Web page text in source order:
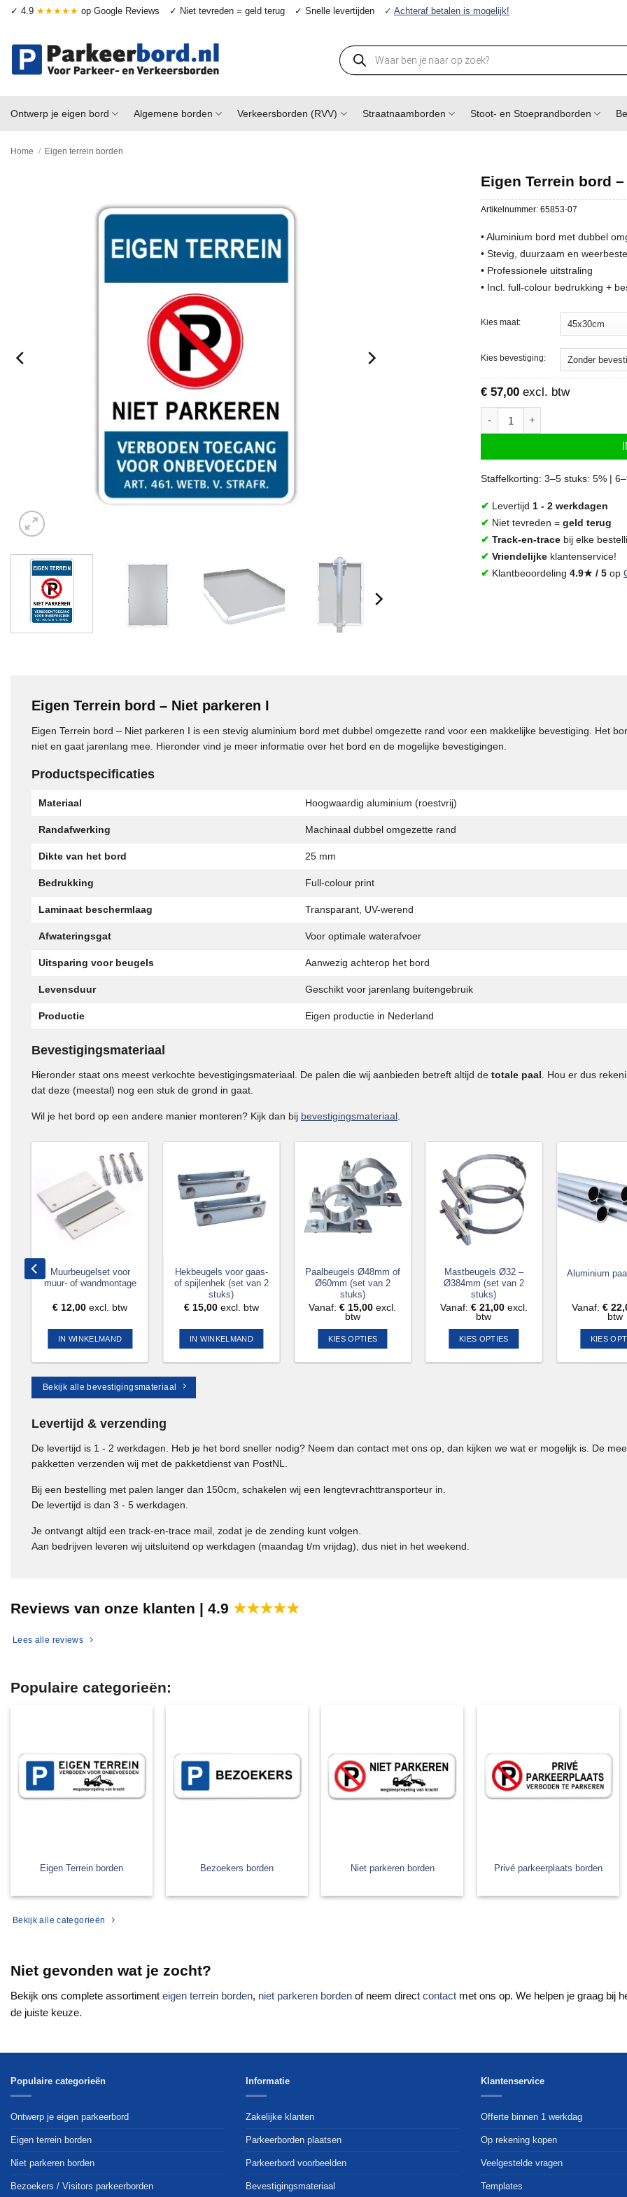
✓ 4.9 ★★★★★ op Google Reviews ✓ Niet tevreden = geld terug ✓ Snelle levertijden ✓ Achteraf betalen is mogelijk!
Producten
zoeken
Ontwerp je eigen bord Algemene borden Verkeersborden (RVV) Straatnaamborden Stoot- en Stoeprandborden
Home / Eigen terrein borden
Eigen Terrein bord
Artikelnummer: 65853-07
• Aluminium bord met dubbel
• Stevig, duurzaam en
• Professionele uitstraling
• Incl. full-colour bedrukking +
Kies maat:
Kies bevestiging:
€ 57,00 excl. btw
Staffelkorting: 3–5 stuks: 5% |
✔ Levertijd 1 - 2 werkdagen
✔ Niet tevreden = geld terug
✔ Track-en-trace bij elke
✔ Vriendelijke klantenservice!
✔ Klantbeoordeling 4.9★ / 5 op
Eigen Terrein bord – Niet parkeren I
Eigen Terrein bord – Niet parkeren I is een stevig aluminium bord met dubbel omgezette rand voor een makkelijke bevestiging. Het
niet en gaat jarenlang mee. Hieronder vind je meer informatie over het bord en de mogelijke bevestigingen.
Productspecificaties
Materiaal Hoogwaardig aluminium (roestvrij)
Randafwerking Machinaal dubbel omgezette rand
Dikte van het bord 25 mm
Bedrukking Full-colour print
Laminaat beschermlaag Transparant, UV-werend
Afwateringsgat Voor optimale waterafvoer
Uitsparing voor beugels Aanwezig achterop het bord
Levensduur Geschikt voor jarenlang buitengebruik
Productie Eigen productie in Nederland
Bevestigingsmateriaal
Hieronder staat ons meest verkochte bevestigingsmateriaal. De palen die wij aanbieden betreft altijd de totale paal . Hou er dus
dat deze (meestal) nog een stuk de grond in gaat.
Wil je het bord op een andere manier monteren? Kijk dan bij bevestigingsmateriaal
Muurbeugelset voor
muur- of wandmontage
€ 12,00 excl. btw
IN WINKELMAND
Hekbeugels voor gaas-
of spijlenhek (set van 2
stuks)
€15,00excl. btw
IN WINKELMAND
Paalbeugels Ø48mm of
Ø60mm (set van 2
stuks)
Vanaf:€ 15,00 excl.
btw
KIES OPTIES
worden
productpagina
Mastbeugels Ø32 –
Ø384mm (set van 2
stuks)
Vanaf: €21,00excl.
btw
KIES OPTIES
Aluminium
Vanaf: €
btw
KIES
Bekijk alle bevestigingsmateriaal
Levertijd & verzending
De levertijd is 1 - 2 werkdagen. Heb je het bord sneller nodig? Neem dan contact met ons op, dan kijken we wat er mogelijk is. De
pakketten verzenden wij met de pakketdienst van PostNL.
Bij een bestelling met palen langer dan 150cm, schakelen wij een lengtevrachttransporteur in.
De levertijd is dan 3 - 5 werkdagen.
Je ontvangt altijd een track-en-trace mail, zodat je de zending kunt volgen.
Aan bedrijven leveren wij uitsluitend op werkdagen (maandag t/m vrijdag), dus niet in het weekend.
Reviews van onze klanten | 4.9 ★★★★★
Lees alle reviews
Populaire categorieën:
Eigen Terrein borden Bezoekers borden Niet parkeren borden Privé parkeerplaats borden
Bekijk alle categorieën
Niet gevonden wat je zocht?
Bekijk ons complete assortiment eigen terrein borden, niet parkeren borden of neem direct contact met ons op. We helpen je graag bij
de juiste keuze.
Populaire categorieën
Ontwerp je eigen parkeerbord
Eigen terrein borden
Niet parkeren borden
Bezoekers / Visitors parkeerborden
Informatie
Zakelijke klanten
Parkeerborden plaatsen
Parkeerbord voorbeelden
Bevestigingsmateriaal
Klantenservice
Offerte binnen 1 werkdag
Op rekening kopen
Veelgestelde vragen
Templates